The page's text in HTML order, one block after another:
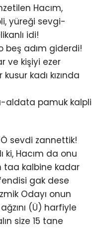
Hacım,
yüreği sevgi-
idi!
beş adım giderdi!
ve kişiyi ezer
kadı kızında
aldata pamuk kalpli
sevdi zannettik!
ki, Hacım da onu
taa kalbine kadar
gak dese
Odayı onun
(Ü) harfiyle
size 15 tane